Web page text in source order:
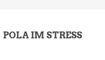
POLA IM STRESS